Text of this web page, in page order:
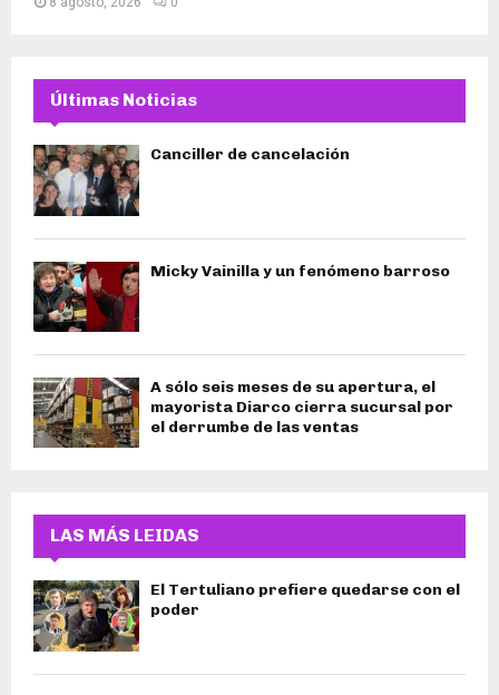
Últimas Noticias
Canciller de cancelación
Micky Vainilla y un fenómeno barroso
A sólo seis meses de su apertura, el
mayorista Diarco cierra sucursal por
el derrumbe de las ventas
LAS MÁS LEIDAS
El Tertuliano prefiere quedarse con el
poder